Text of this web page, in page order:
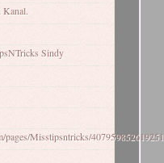
Kanal.
Sindy
pages/Misstipsntricks/407959852619251